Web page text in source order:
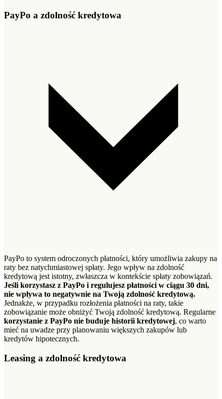
PayPo a zdolność kredytowa
PayPo to system odroczonych płatności, który umożliwia zakupy na
raty bez natychmiastowej spłaty. Jego wpływ na zdolność
kredytową jest istotny, zwłaszcza w kontekście spłaty zobowiązań.
Jeśli korzystasz z PayPo i regulujesz płatności w ciągu 30 dni,
nie wpływa to negatywnie na Twoją zdolność kredytową.
Jednakże, w przypadku rozłożenia płatności na raty, takie
zobowiązanie może obniżyć Twoją zdolność kredytową. Regularne
korzystanie z PayPo nie buduje historii kredytowej, co warto
mieć na uwadze przy planowaniu większych zakupów lub
kredytów hipotecznych.
Leasing a zdolność kredytowa